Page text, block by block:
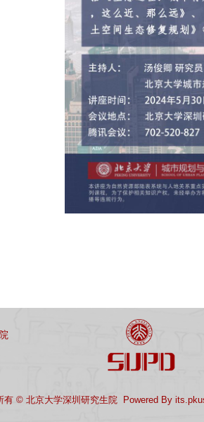
有 © 北京大学深圳研究生院 Powered By